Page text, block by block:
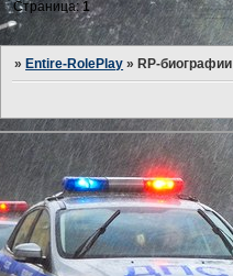
Страница:1
» Entire-RolePlay » RP-биографии